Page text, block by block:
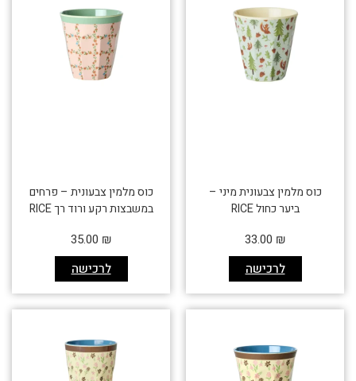
כוס מלמין צבעונית מיני –
ביער כחול RICE
לרכישה
33.00 ₪
כוס מלמין צבעונית – פרחים
במשבצות רקע ורוד רך RICE
לרכישה
35.00 ₪